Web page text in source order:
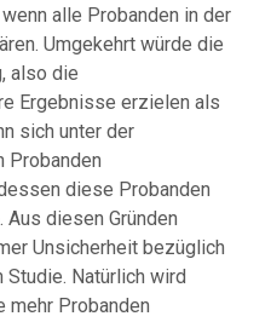
alle Probanden in der
Umgekehrt würde die
also die
Ergebnisse erzielen als
sich unter der
Probanden
diese Probanden
diesen Gründen
Unsicherheit bezüglich
Natürlich wird
mehr Probanden